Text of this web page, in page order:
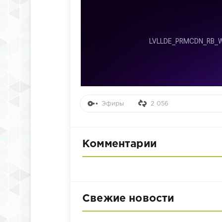
Эфиры 2 056
Комментарии
Свежие новости